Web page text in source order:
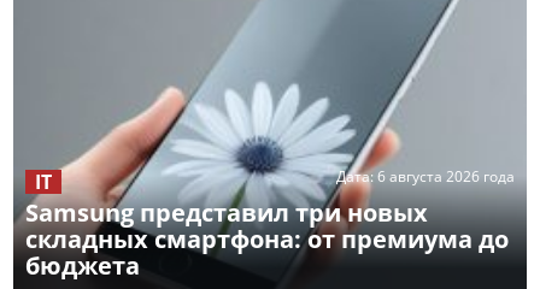
Samsung представил три новых
складных смартфона: от премиума до
бюджета
Дата:6 августа 2026 года
IT